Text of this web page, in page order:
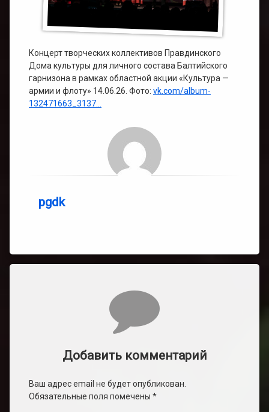
Концерт творческих коллективов Правдинского
Дома культуры для личного состава Балтийского
гарнизона в рамках областной акции «Культура —
армии и флоту» 14.06.26. Фото: vk.com/album-
132471663_3137…
pgdk
Добавить комментарий
Ваш адрес email не будет опубликован.
Обязательные поля помечены *